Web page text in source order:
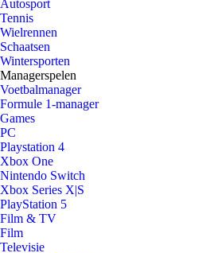
Autosport
Tennis
Wielrennen
Schaatsen
Wintersporten
Managerspelen
Voetbalmanager
Formule 1-manager
Games
PC
Playstation 4
Xbox One
Nintendo Switch
Xbox Series X|S
PlayStation 5
Film & TV
Film
Televisie